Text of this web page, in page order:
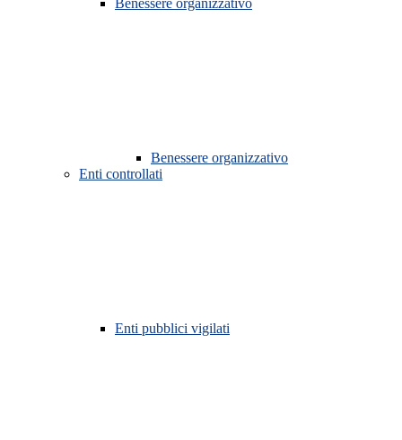
Benessere organizzativo
Benessere organizzativo
Enti controllati
Enti pubblici vigilati